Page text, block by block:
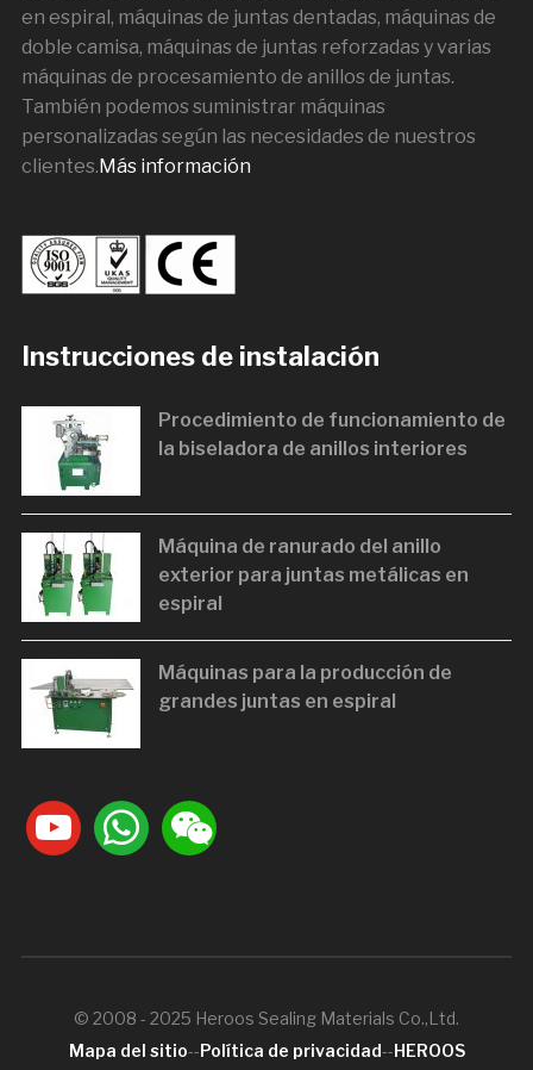
en espiral, máquinas de juntas dentadas, máquinas de
doble camisa, máquinas de juntas reforzadas y varias
máquinas de procesamiento de anillos de juntas.
También podemos suministrar máquinas
personalizadas según las necesidades de nuestros
clientes.Más información
Instrucciones de instalación
Procedimiento de funcionamiento de
la biseladora de anillos interiores
Máquina de ranurado del anillo
exterior para juntas metálicas en
espiral
Máquinas para la producción de
grandes juntas en espiral
youtubewhatsappweixin
© 2008 - 2025 Heroos Sealing Materials Co.,Ltd.
Mapa del sitio--Política de privacidad--HEROOS